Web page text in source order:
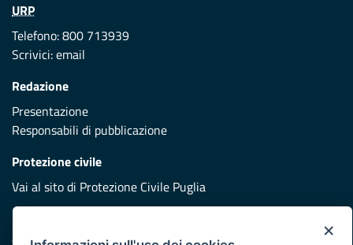
URP
Telefono: 800 713939
Scrivici:email
Redazione
Presentazione
Responsabili di pubblicazione
Protezione civile
Vai al sito di Protezione Civile Puglia
Asse XI
×